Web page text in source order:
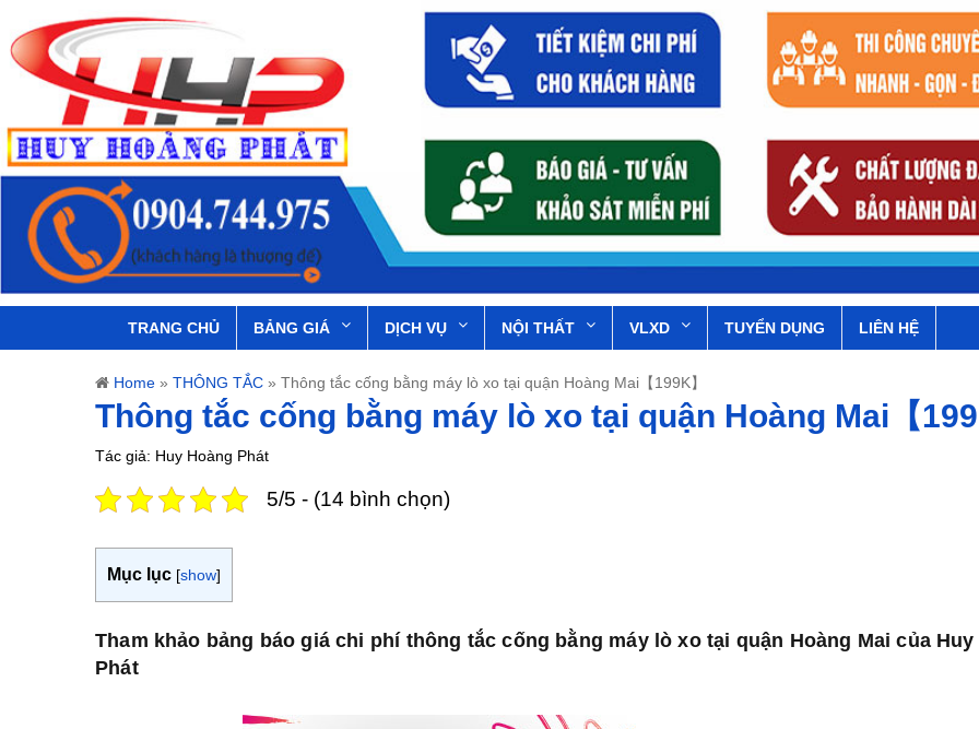
TRANG CHỦ BẢNG GIÁ DỊCH VỤ NỘI THẤT VLXD TUYỂN DỤNG LIÊN HỆ
Home » THÔNG TẮC » Thông tắc cống bằng máy lò xo tại quận Hoàng Mai【199K】
Thông tắc cống bằng máy lò xo tại quận Hoàng Mai【
Tác giả: Huy Hoàng Phát
5/5 - (14 bình chọn)
Mục lục [show]
Tham khảo bảng báo giá chi phí thông tắc cống bằng máy lò xo tại quận Hoàng Mai của Huy
Phát